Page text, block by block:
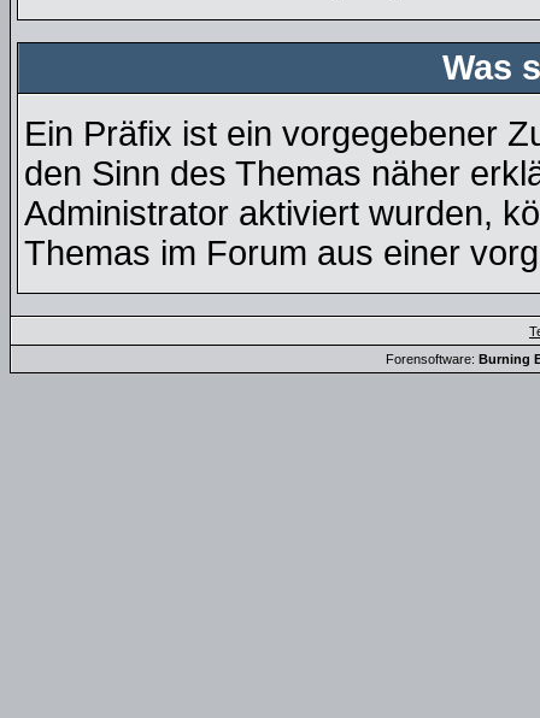
Was
Ein Präfix ist ein vorgegebener
den Sinn des Themas näher
Administrator aktiviert wurden,
Themas im Forum aus einer
Forensoftware: Burning